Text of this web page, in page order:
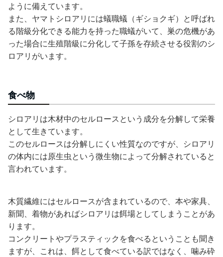
ように備えています。
また、ヤマトシロアリには蟻職蟻（ギショクギ）と呼ばれ
る階級分化できる能力を持った職蟻がいて、巣の危機があ
った場合に生殖階級に分化して子孫を存続させる役割のシ
ロアリがいます。
食べ物
シロアリは木材中のセルロースという成分を分解して栄養
として生きています。
このセルロースは分解しにくい性質なのですが、シロアリ
の体内には原生虫という微生物によって分解されていると
言われています。
木質繊維にはセルロースが含まれているので、本や家具、
新聞、着物があればシロアリは餌場としてしまうことがあ
ります。
コンクリートやプラスティックを食べるということも聞き
ますが、これは、餌として食べている訳ではなく、噛み砕